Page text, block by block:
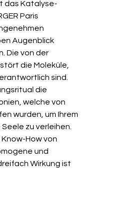
das Katalyse-
Paris
Augenblick
Die von der
die Moleküle,
sind.
die
welche von
wurden, um Ihrem
zu verleihen.
How von
und
Wirkung ist